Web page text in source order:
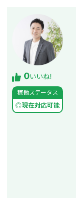
0いいね!
稼働ステータス
◎現在対応可能